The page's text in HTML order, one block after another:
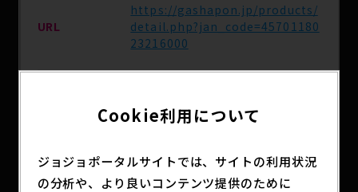
URL
https://gashapon.jp/products/
detail.php?jan_code=45701180
23216000
Cookie利用について
ジョジョポータルサイトでは、サイトの利用状況
の分析や、より良いコンテンツ提供のために